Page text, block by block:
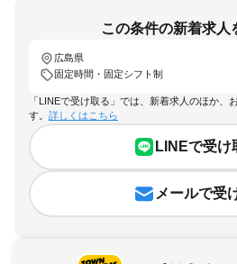
この条件の新着求人
広島県
固定時間・固定シフト制
「LINEで受け取る」では、新着求人のほか、
す。 詳しくはこちら
LINEで受け
メールで受